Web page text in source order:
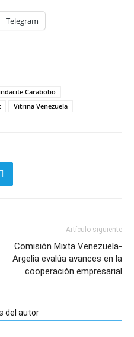
Telegram
Carabobo
Vitrina Venezuela
Artículo siguiente
Comisión Mixta Venezuela-
Argelia evalúa avances en la
cooperación empresarial
del autor